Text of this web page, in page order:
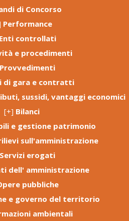
di Concorso
Performance
Enti controllati
e procedimenti
Provvedimenti
di gara e contratti
sussidi, vantaggi economici
[+] Bilanci
e gestione patrimonio
sull'amministrazione
Servizi erogati
dell' amministrazione
pubbliche
e governo del territorio
ambientali